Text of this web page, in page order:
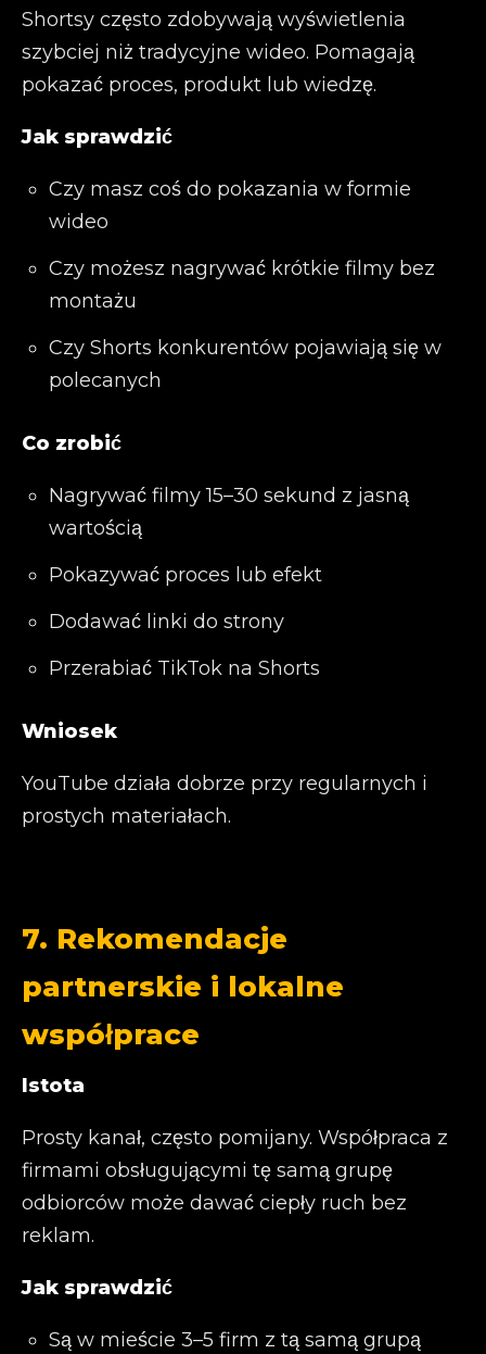
Shortsy często zdobywają wyświetlenia
szybciej niż tradycyjne wideo. Pomagają
pokazać proces, produkt lub wiedzę.
Jak sprawdzić
Czy masz coś do pokazania w formie
wideo
Czy możesz nagrywać krótkie filmy bez
montażu
Czy Shorts konkurentów pojawiają się w
polecanych
Co zrobić
Nagrywać filmy 15–30 sekund z jasną
wartością
Pokazywać proces lub efekt
Dodawać linki do strony
Przerabiać TikTok na Shorts
Wniosek
YouTube działa dobrze przy regularnych i
prostych materiałach.
7. Rekomendacje
partnerskie i lokalne
współprace
Istota
Prosty kanał, często pomijany. Współpraca z
firmami obsługującymi tę samą grupę
odbiorców może dawać ciepły ruch bez
reklam.
Jak sprawdzić
Są w mieście 3–5 firm z tą samą grupą